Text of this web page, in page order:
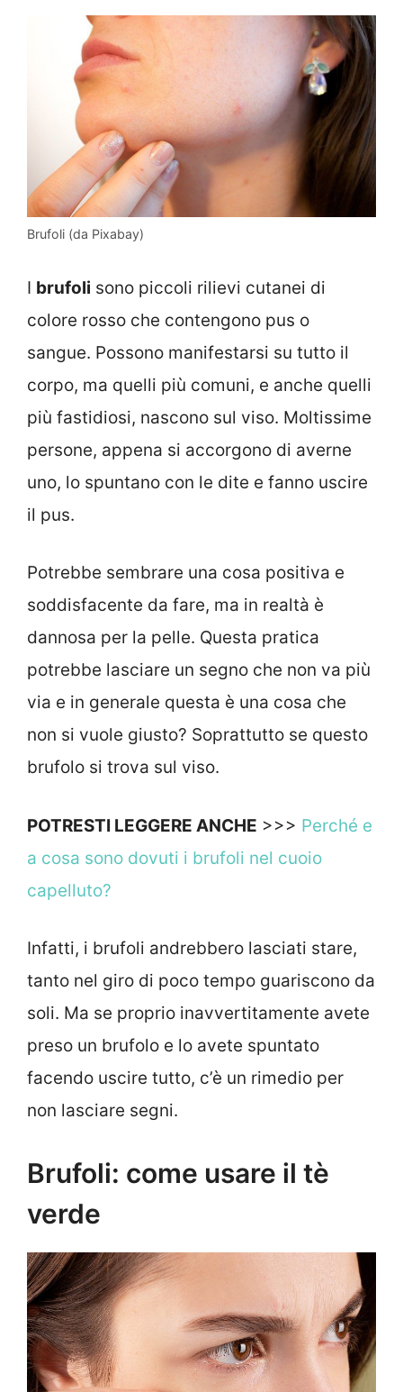
Brufoli (da Pixabay)
I brufoli sono piccoli rilievi cutanei di
colore rosso che contengono pus o
sangue. Possono manifestarsi su tutto il
corpo, ma quelli più comuni, e anche quelli
più fastidiosi, nascono sul viso. Moltissime
persone, appena si accorgono di averne
uno, lo spuntano con le dite e fanno uscire
il pus.
Potrebbe sembrare una cosa positiva e
soddisfacente da fare, ma in realtà è
dannosa per la pelle. Questa pratica
potrebbe lasciare un segno che non va più
via e in generale questa è una cosa che
non si vuole giusto? Soprattutto se questo
brufolo si trova sul viso.
POTRESTI LEGGERE ANCHE >>> Perché e
a cosa sono dovuti i brufoli nel cuoio
capelluto?
Infatti, i brufoli andrebbero lasciati stare,
tanto nel giro di poco tempo guariscono da
soli. Ma se proprio inavvertitamente avete
preso un brufolo e lo avete spuntato
facendo uscire tutto, c’è un rimedio per
non lasciare segni.
Brufoli: come usare il tè
verde